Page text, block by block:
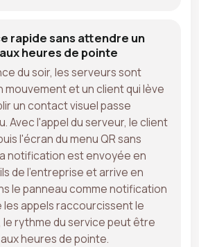
rapide sans attendre un
heures de pointe
du soir, les serveurs sont
et un client qui lève
un contact visuel passe
Avec l'appel du serveur, le client
l'écran du menu QR sans
notification est envoyée en
de l'entreprise et arrive en
le panneau comme notification
les appels raccourcissent le
rythme du service peut être
heures de pointe.